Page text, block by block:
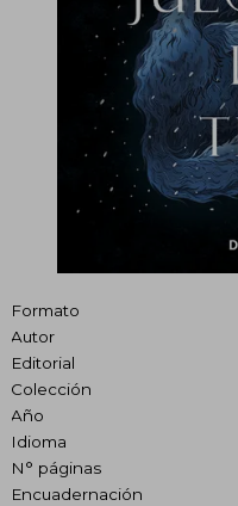
Formato
Autor
Editorial
Colección
Año
Idioma
N° páginas
Encuadernación